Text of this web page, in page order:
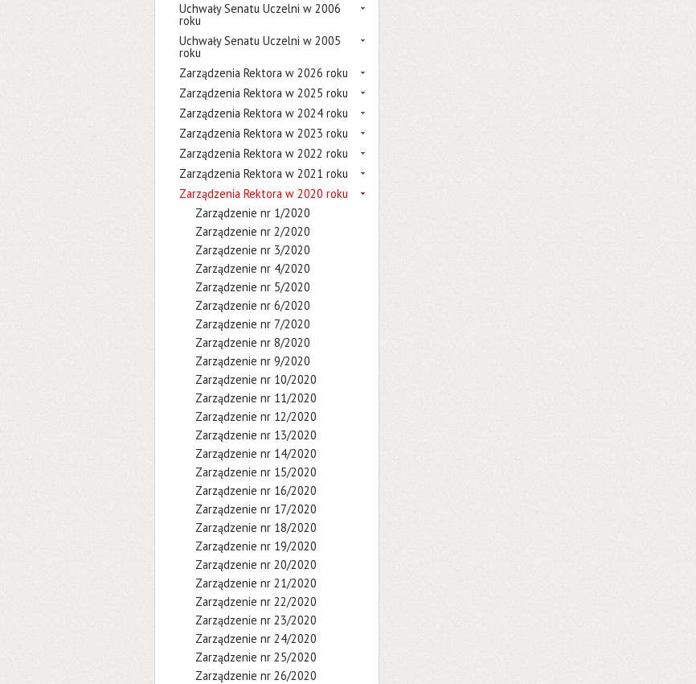
Uchwały Senatu Uczelni w 2006
roku
Uchwały Senatu Uczelni w 2005
roku
Zarządzenia Rektora w 2026 roku
Zarządzenia Rektora w 2025 roku
Zarządzenia Rektora w 2024 roku
Zarządzenia Rektora w 2023 roku
Zarządzenia Rektora w 2022 roku
Zarządzenia Rektora w 2021 roku
Zarządzenia Rektora w 2020 roku
Zarządzenie nr 1/2020
Zarządzenie nr 2/2020
Zarządzenie nr 3/2020
Zarządzenie nr 4/2020
Zarządzenie nr 5/2020
Zarządzenie nr 6/2020
Zarządzenie nr 7/2020
Zarządzenie nr 8/2020
Zarządzenie nr 9/2020
Zarządzenie nr 10/2020
Zarządzenie nr 11/2020
Zarządzenie nr 12/2020
Zarządzenie nr 13/2020
Zarządzenie nr 14/2020
Zarządzenie nr 15/2020
Zarządzenie nr 16/2020
Zarządzenie nr 17/2020
Zarządzenie nr 18/2020
Zarządzenie nr 19/2020
Zarządzenie nr 20/2020
Zarządzenie nr 21/2020
Zarządzenie nr 22/2020
Zarządzenie nr 23/2020
Zarządzenie nr 24/2020
Zarządzenie nr 25/2020
Zarządzenie nr 26/2020